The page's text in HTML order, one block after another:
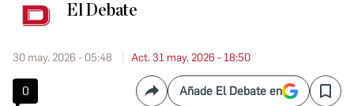
El Debate
30 may. 2026 - 05:48 Act. 31 may. 2026 - 18:50
0 CompartirAñade El Debate en Save